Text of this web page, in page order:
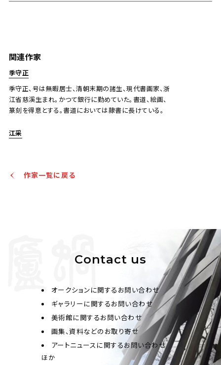
関連作家
季守正
季守正、号は無暇居士、清朝末期の諸生、現代書画家、浙
江省慈溪生まれ。かつて銀行に勤めていた。書道、絵画、
篆刻を得意とする。書道においては隷書に長けている。
江采
作家一覧に戻る
Contact us
オークションに関するお問い合わせ
ギャラリーに関するお問い合わせ
美術館に関するお問い合わせ
画集、資料などのお取り寄せ
アートニュースに関するお問い合わせ
ほか